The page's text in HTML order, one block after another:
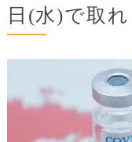
日(水)で取れ